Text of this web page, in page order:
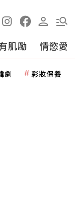
肌勵 情慾愛
劇 彩妝保養